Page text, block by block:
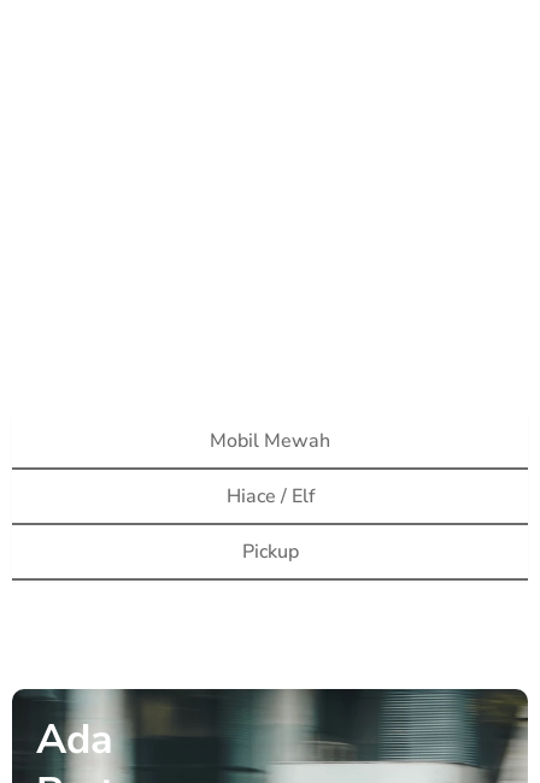
Mobil Mewah
Hiace / Elf
Pickup
Ada